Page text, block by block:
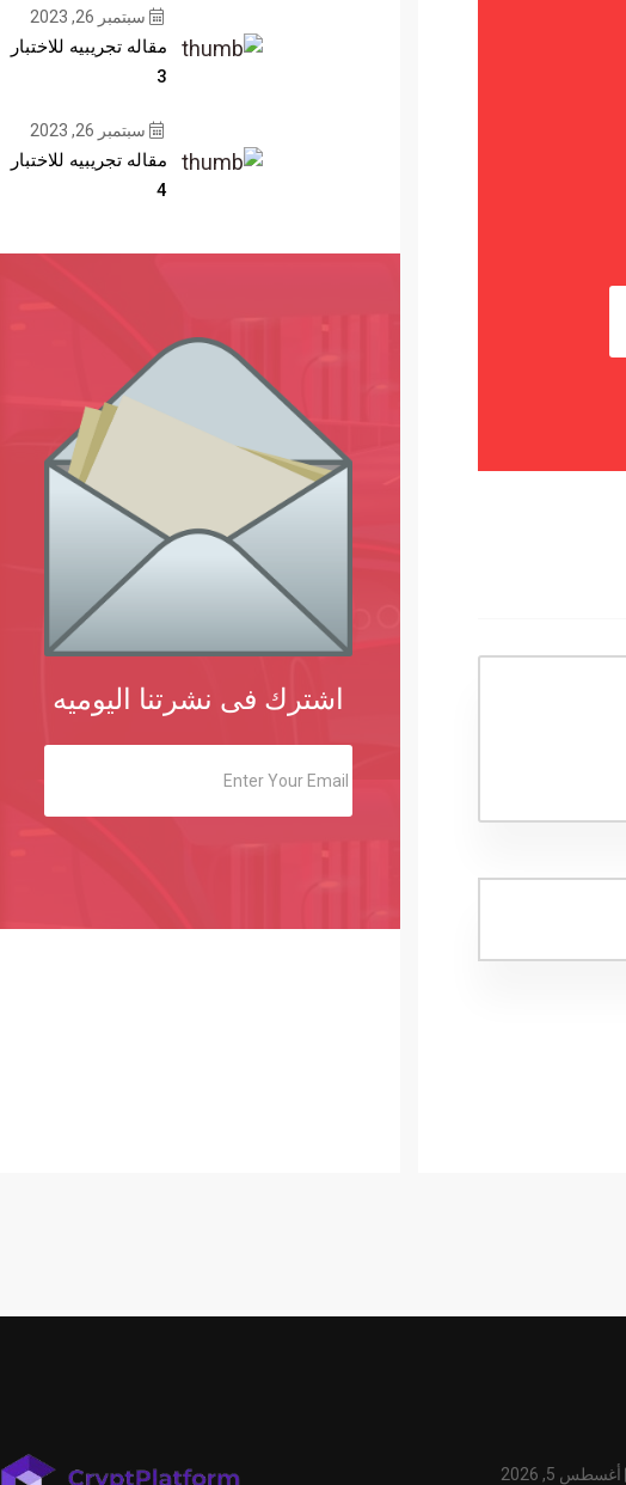
سبتمبر 26, 2023
مقاله تجريبيه للاختبار
3
سبتمبر 26, 2023
مقاله تجريبيه للاختبار
4
اشترك فى نشرتنا اليوميه
أغسطس 5, 2026